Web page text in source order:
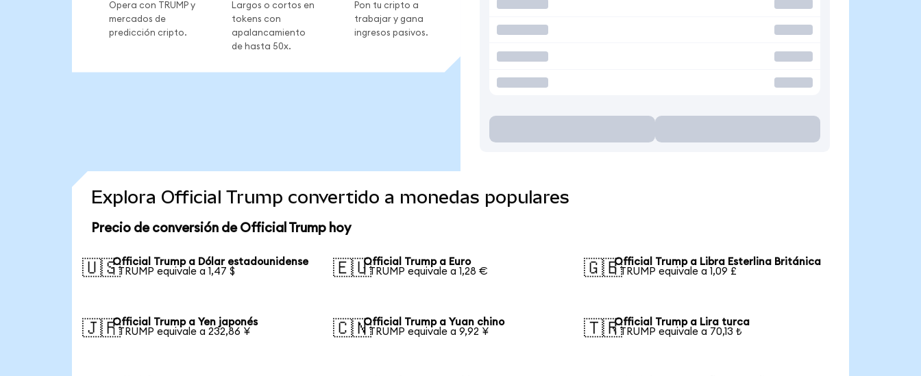
Opera con TRUMP y
mercados de
predicción cripto.
Largos o cortos en
tokens con
apalancamiento
de hasta 50x.
Pon tu cripto a
trabajar y gana
ingresos pasivos.
Explora Official Trump convertido a monedas populares
Precio de conversión de Official Trump hoy
🇺🇸Official Trump a Dólar estadounidense
1 TRUMP equivale a 1,47 $
🇪🇺Official Trump a Euro
1 TRUMP equivale a 1,28 €
🇬🇧Official Trump a Libra Esterlina Británica
1 TRUMP equivale a 1,09 £
🇯🇵Official Trump a Yen japonés
1 TRUMP equivale a 232,86 ¥
🇨🇳Official Trump a Yuan chino
1 TRUMP equivale a 9,92 ¥
🇹🇷Official Trump a Lira turca
1 TRUMP equivale a 70,13 ₺